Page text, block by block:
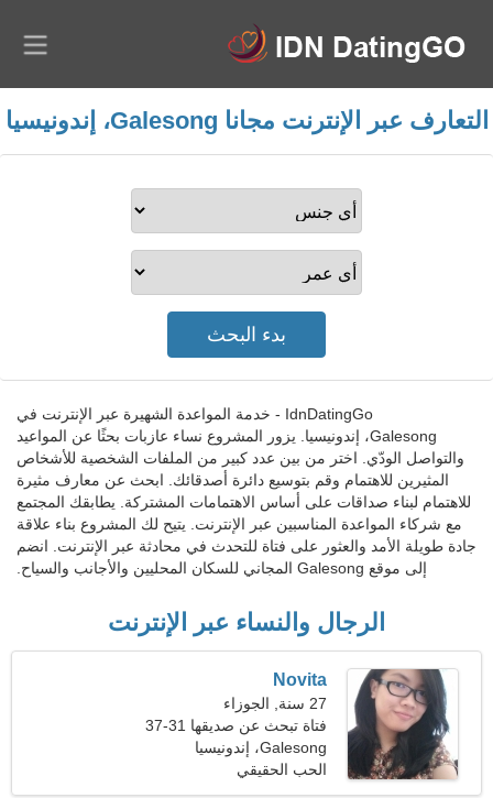
التعارف عبر الإنترنت مجانا Galesong، إندونيسيا
IdnDatingGo - خدمة المواعدة الشهيرة عبر الإنترنت في
Galesong، إندونيسيا. يزور المشروع نساء عازبات بحثًا عن المواعيد
والتواصل الودّي. اختر من بين عدد كبير من الملفات الشخصية للأشخاص
المثيرين للاهتمام وقم بتوسيع دائرة أصدقائك. ابحث عن معارف مثيرة
للاهتمام لبناء صداقات على أساس الاهتمامات المشتركة. يطابقك المجتمع
مع شركاء المواعدة المناسبين عبر الإنترنت. يتيح لك المشروع بناء علاقة
جادة طويلة الأمد والعثور على فتاة للتحدث في محادثة عبر الإنترنت. انضم
إلى موقع Galesong المجاني للسكان المحليين والأجانب والسياح.
الرجال والنساء عبر الإنترنت
Novita
27 سنة, الجوزاء
فتاة تبحث عن صديقها 31-37
Galesong، إندونيسيا
الحب الحقيقي